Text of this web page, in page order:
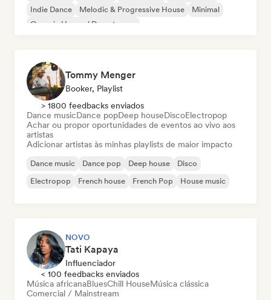
Indie Dance
Melodic & Progressive House
Minimal
Organic House / Downtempo
Tommy Menger
Booker, Playlist
> 1800 feedbacks enviados
Dance musicDance popDeep houseDiscoElectropop
Achar ou propor oportunidades de eventos ao vivo aos
artistas
Adicionar artistas às minhas playlists de maior impacto
Dance music Dance pop Deep house
Disco
Electropop
French house French Pop House music
NOVO
Tati Kapaya
Influenciador
< 100 feedbacks enviados
Música africanaBluesChill HouseMúsica clássica
Comercial / Mainstream